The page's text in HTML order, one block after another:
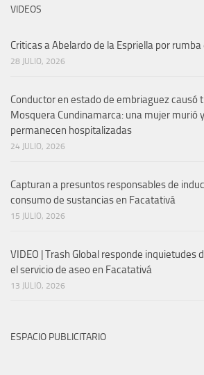
VIDEOS
Criticas a Abelardo de la Espriella por
28 JULIO, 2026
Conductor en estado de embriaguez causó
Mosquera Cundinamarca: una mujer murió
permanecen hospitalizadas
24 JULIO, 2026
Capturan a presuntos responsables de
consumo de sustancias en Facatativá
15 JULIO, 2026
VIDEO | Trash Global responde inquietudes
el servicio de aseo en Facatativá
13 JULIO, 2026
ESPACIO PUBLICITARIO